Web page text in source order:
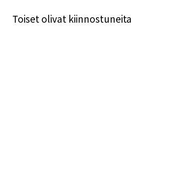
Toiset olivat kiinnostuneita